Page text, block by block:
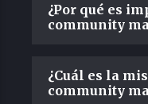
¿Por qué es
community
¿Cuál es la
community